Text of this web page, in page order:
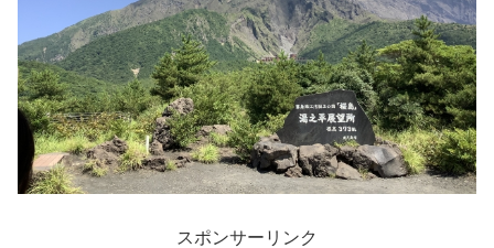
スポンサーリンク